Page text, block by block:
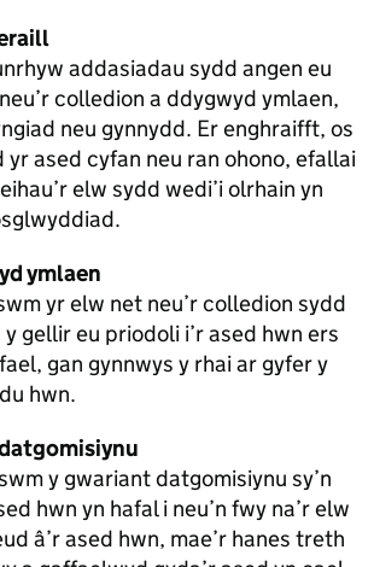
addasiadau sydd angen eu
colledion a ddygwyd ymlaen,
neu gynnydd. Er enghraifft, os
ased cyfan neu ran ohono, efallai
elw sydd wedi’i olrhain yn
ymlaen
yr elw net neu’r colledion sydd
gellir eu priodoli i’r ased hwn ers
gan gynnwys y rhai ar gyfer y
hwn.
y gwariant datgomisiynu sy’n
hwn yn hafal i neu’n fwy na’r elw
â’r ased hwn, mae’r hanes treth